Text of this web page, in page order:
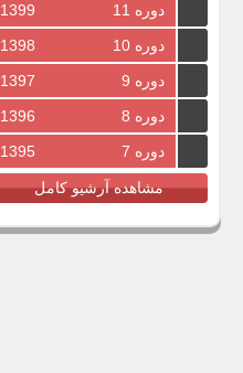
دوره 11
1399
دوره 10
1398
دوره 9
1397
دوره 8
1396
دوره 7
1395
مشاهده آرشیو کامل